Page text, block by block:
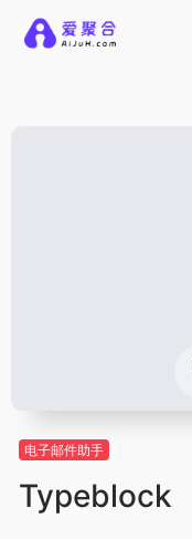
电子邮件助手
Typeblock